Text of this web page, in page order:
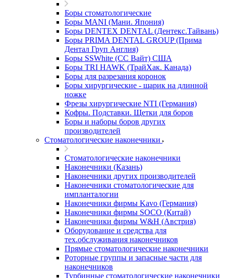
Боры стоматологические
Боры MANI (Мани. Япония)
Боры DENTEX DENTAL (Дентекс.Тайвань)
Боры PRIMA DENTAL GROUP (Прима
Дентал Груп Англия)
Боры SSWhite (СС Вайт) США
Боры TRI HAWK (ТрайХак. Канада)
Боры для разрезания коронок
Боры хирургические - шарик на длинной
ножке
Фрезы хирургические NTI (Германия)
Кофры. Подставки. Щетки для боров
Боры и наборы боров других
производителей
Стоматологические наконечники
Стоматологические наконечники
Наконечники (Казань)
Наконечники других производителей
Наконечники стоматологические для
импланталогии
Наконечники фирмы Kavo (Германия)
Наконечники фирмы SOCO (Китай)
Наконечники фирмы W&H (Австрия)
Оборудование и средства для
тех.обслуживания наконечников
Прямые стоматологические наконечники
Роторные группы и запасные части для
наконечников
Турбинные стоматологические наконечники